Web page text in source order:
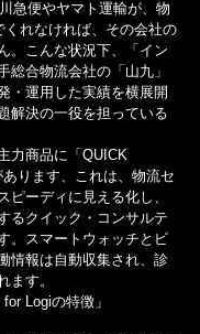
急便やヤマト運輸が、物
くれなければ、その会社の
。こんな状況下、「イン
総合物流会社の「山九」
・運用した実績を横展開
解決の一役を担っている
力商品に「QUICK
ります、これは、物流セ
ピーディに見える化し、
るクイック・コンサルテ
。スマートウォッチとビ
情報は自動収集され、診
ます。
Logiの特徴」